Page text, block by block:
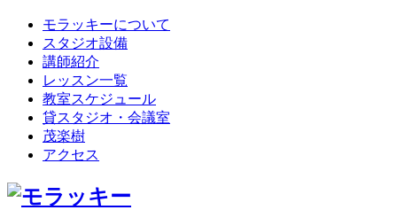
モラッキーについて
スタジオ設備
講師紹介
レッスン一覧
教室スケジュール
貸スタジオ・会議室
茂楽樹
アクセス